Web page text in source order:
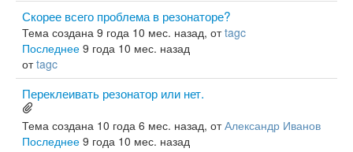
Скорее всего проблема в резонаторе?
Тема создана 9 года 10 мес. назад, отtagc
Последнее 9 года 10 мес. назад
отtagc
Переклеивать резонатор или нет.
Тема создана 10 года 6 мес. назад, отАлександр Иванов
Последнее 9 года 10 мес. назад